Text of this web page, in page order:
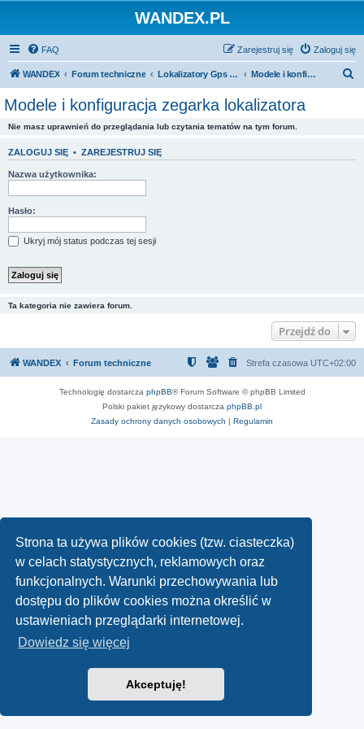
Strona ta używa plików cookies (tzw. ciasteczka)
w celach statystycznych, reklamowych oraz
funkcjonalnych. Warunki przechowywania lub
dostępu do plików cookies można określić w
ustawieniach przeglądarki internetowej.
Dowiedz się więcej
Akceptuję!
WANDEX.PL
FAQ Zaloguj się
Zarejestruj się
WANDEX Forum techniczne Lokalizatory Gps + Zegarki Modele i konfiguracja zegarka lokalizatora
Modele i konfiguracja zegarka lokalizatora
Nie masz uprawnień do przeglądania lub czytania tematów na tym forum.
ZALOGUJ SIĘ • ZAREJESTRUJ SIĘ
Nazwa użytkownika:
Hasło:
Ukryj mój status podczas tej sesji
Ta kategoria nie zawiera forum.
Przejdź do
WANDEX Forum techniczne Strefa czasowa UTC+02:00
Technologię dostarcza phpBB® Forum Software © phpBB Limited
Polski pakiet językowy dostarcza phpBB.pl
Zasady ochrony danych osobowych | Regulamin